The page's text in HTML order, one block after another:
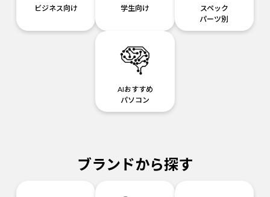
ビジネス向け 学生向け
スペック
パーツ別
AIおすすめ
パソコン
ブランドから探す